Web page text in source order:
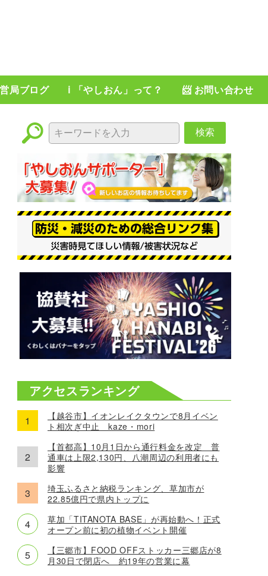
局ブログ ℹ️ 「やしおん」って？ 📨 お問い合わせ
検索
アクセスランキング
【越谷市】イオンレイクタウンで8月イベン
ト相次ぎ中止 kaze・mori
【首都高】10月1日から通行料金を改定 普
通車は上限2,130円、八潮周辺の利用者にも
影響
埼玉ふるさと納税ランキング、草加市が
22.85億円で県内トップに
草加「TITANOTA BASE」が再始動へ！正式
オープン前に初の植物イベント開催
【三郷市】FOOD OFFストッカー三郷店が8
月30日で閉店へ 約19年の営業に幕